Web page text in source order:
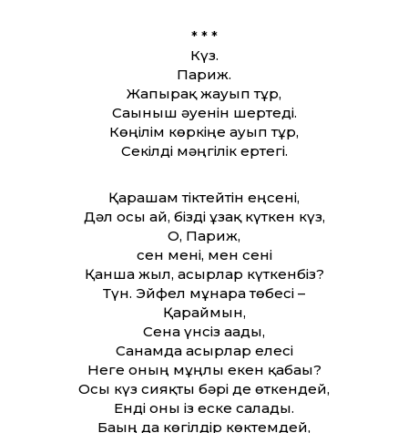
* * *
Күз.
Париж.
Жапырақ жауып тұр,
Сағыныш әуенін шертеді.
Көңілім көркіңе ауып тұр,
Секілді мәңгілік ертегі.
Қарашам тіктейтін еңсені,
Дәл осы ай, бізді ұзақ күткен күз,
О, Париж,
сен мені, мен сені
Қанша жыл, ғасырлар күткенбіз?
Түн. Эйфел мұнара төбесі –
Қараймын,
Сена үнсіз ағады,
Санамда ғасырлар елесі
Неге оның мұңлы екен қабағы?
Осы күз сияқты бәрі де өткендей,
Енді оны із еске салады.
Бағың да көгілдір көктемдей,